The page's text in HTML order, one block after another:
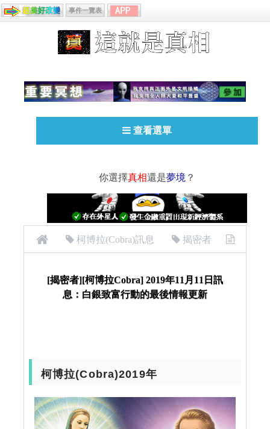
事件一覽表
查看選單
你選擇真相還是夢境 ？
柯博拉(Cobra)訊息 揭密者
富行動的最後情報更新
[揭密者][柯博拉Cobra] 2019年11月11日訊
息：白銀致富行動的最後情報更新
柯博拉(Cobra)2019年